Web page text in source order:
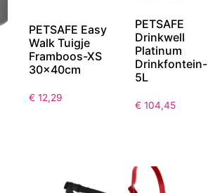
PETSAFE Easy
Walk Tuigje
Framboos-XS
30x40cm
€ 12,29
PETSAFE
Drinkwell
Platinum
Drinkfontein-
5L
€ 104,45